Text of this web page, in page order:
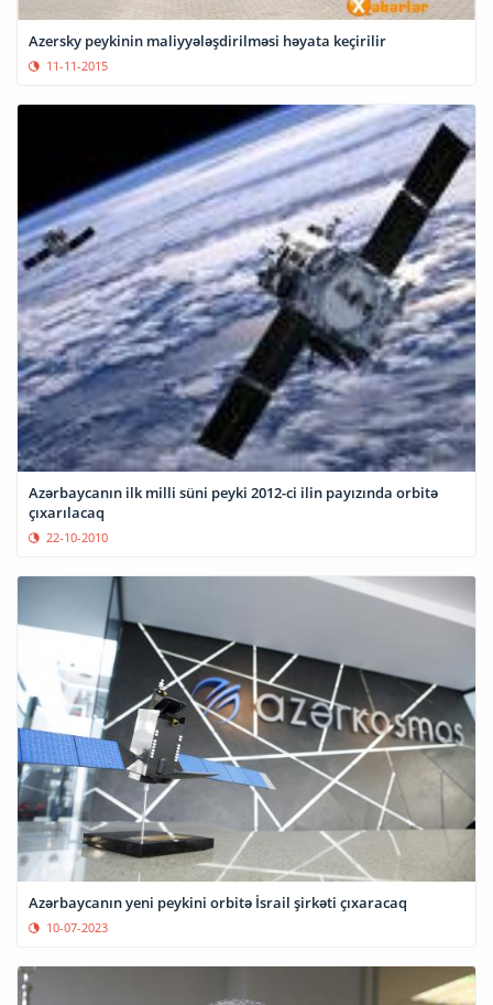
Azersky peykinin maliyyələşdirilməsi həyata keçirilir
11-11-2015
Azərbaycanın ilk milli süni peyki 2012-ci ilin payızında orbitə
çıxarılacaq
22-10-2010
Azərbaycanın yeni peykini orbitə İsrail şirkəti çıxaracaq
10-07-2023